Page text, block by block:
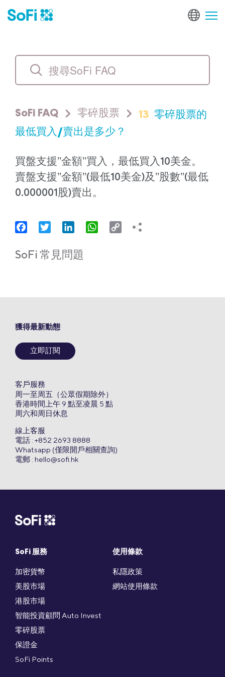
SoFi FAQ 零碎股票 13 零碎股票的
最低買入/賣出是多少？
買盤支援”金額”買入，最低買入10美金。
賣盤支援”金額”(最低10美金)及”股數”(最低
0.000001股)賣出。
FacebookTwitter LinkedInWhatsApp
Copy
SoFi 常見問題
SoFi 服務
加密貨幣
美股市場
港股市場
智能投資顧問 Auto Invest
零碎股票
保證金
SoFi Points
使用條款
私隱政策
網站使用條款
獲得最新動態
立即訂閱
客戶服務
周一至周五（公眾假期除外）
香港時間上午 9 點至凌晨 5 點
周六和周日休息
線上客服
電話 : +852 2693 8888
Whatsapp (僅限開戶相關查詢)
電郵 : hello@sofi.hk